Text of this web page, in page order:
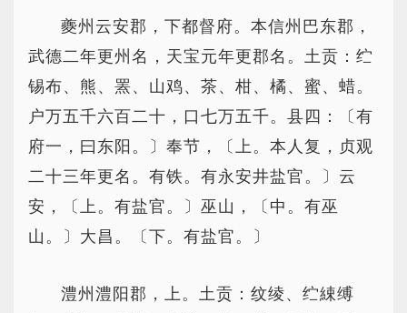
夔州云安郡，下都督府。本信州巴东郡，
武德二年更州名，天宝元年更郡名。土贡：纻
锡布、熊、罴、山鸡、茶、柑、橘、蜜、蜡。
户万五千六百二十，口七万五千。县四：〔有
府一，曰东阳。〕奉节，〔上。本人复，贞观
二十三年更名。有铁。有永安井盐官。〕云
安，〔上。有盐官。〕巫山，〔中。有巫
山。〕大昌。〔下。有盐官。〕
澧州澧阳郡，上。土贡：纹绫、纻綀缚